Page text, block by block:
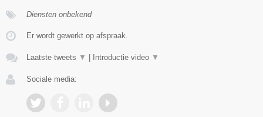
Diensten onbekend
Er wordt gewerkt op afspraak.
Laatste tweets ▼ | Introductie video ▼
Sociale media: